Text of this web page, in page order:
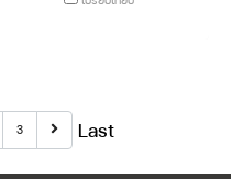
3 Last